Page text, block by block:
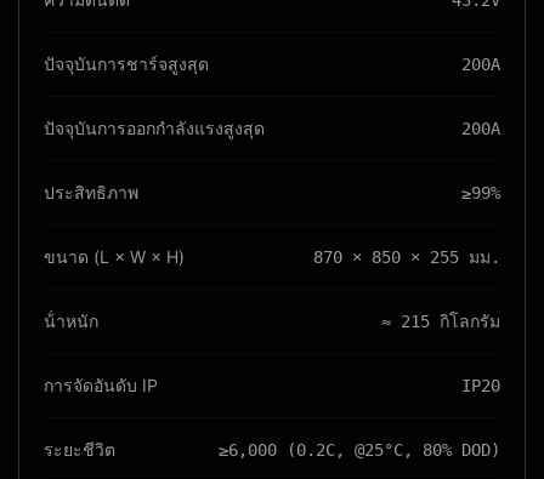
ปัจจุบันการชาร์จสูงสุด 200A
ปัจจุบันการออกกําลังแรงสูงสุด 200A
ประสิทธิภาพ ≥99%
ขนาด (L × W × H) 870 × 850 × 255 มม.
น้ําหนัก ≈ 215 กิโลกรัม
การจัดอันดับ IP IP20
ระยะชีวิต ≥6,000 (0.2C, @25°C, 80% DOD)